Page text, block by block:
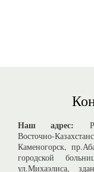
Наш адрес:
Восточно-
Каменогорск,
городской
ул.Михаэлиса,